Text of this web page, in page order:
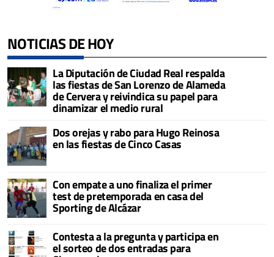
NOTICIAS DE HOY
La Diputación de Ciudad Real respalda
las fiestas de San Lorenzo de Alameda
de Cervera y reivindica su papel para
dinamizar el medio rural
Dos orejas y rabo para Hugo Reinosa
en las fiestas de Cinco Casas
Con empate a uno finaliza el primer
test de pretemporada en casa del
Sporting de Alcázar
Contesta a la pregunta y participa en
el sorteo de dos entradas para